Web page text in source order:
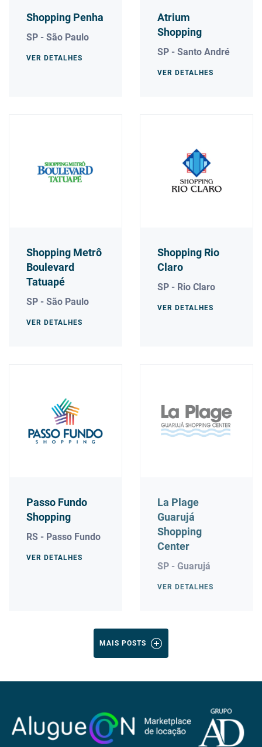
Shopping Penha
SP - São Paulo
VER DETALHES
Atrium
Shopping
SP - Santo André
VER DETALHES
Shopping Metrô
Boulevard
Tatuapé
SP - São Paulo
VER DETALHES
Shopping Rio
Claro
SP - Rio Claro
VER DETALHES
Passo Fundo
Shopping
RS - Passo Fundo
VER DETALHES
La Plage
Guarujá
Shopping
Center
SP - Guarujá
VER DETALHES
MAIS POSTS